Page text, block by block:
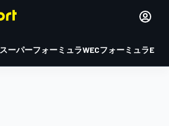
スーパーフォーミュラWECフォーミュラE